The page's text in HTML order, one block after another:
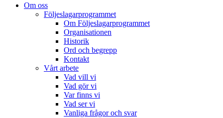
Om oss
Följeslagarprogrammet
Om Följeslagarprogrammet
Organisationen
Historik
Ord och begrepp
Kontakt
Vårt arbete
Vad vill vi
Vad gör vi
Var finns vi
Vad ser vi
Vanliga frågor och svar